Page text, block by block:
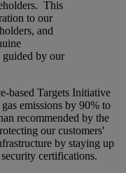
This
to our
and
guided by our
based Targets Initiative
emissions by 90% to
recommended by the
our customers'
by staying up
certifications.